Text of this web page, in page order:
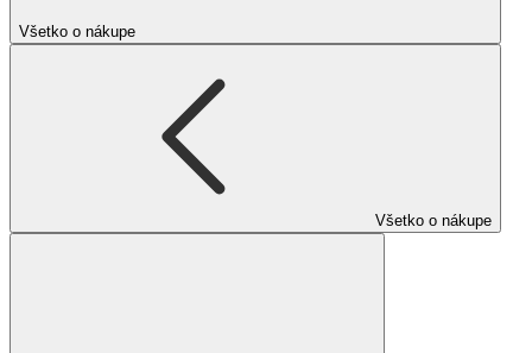
Všetko o nákupe
Všetko o nákupe